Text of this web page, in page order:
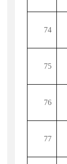
74
75
76
77